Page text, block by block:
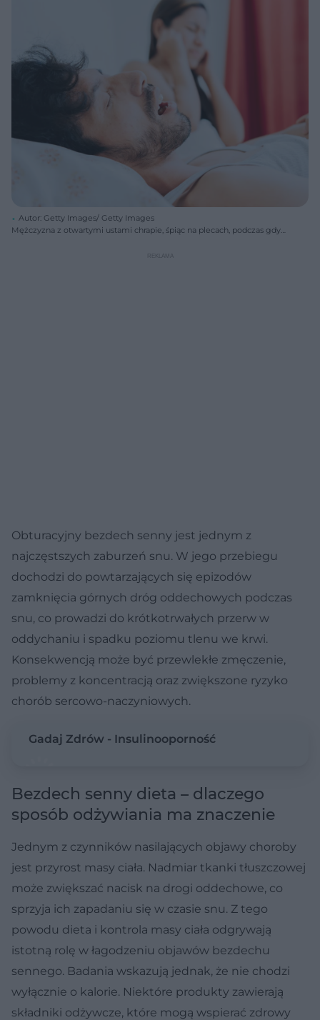
Autor: Getty Images/ Getty Images
Mężczyzna z otwartymi ustami chrapie, śpiąc na plecach, podczas gdy
symbolizuje bezdech senny i jego wpływ na komfort partnera.
Obturacyjny bezdech senny jest jednym z
najczęstszych zaburzeń snu. W jego przebiegu
dochodzi do powtarzających się epizodów
zamknięcia górnych dróg oddechowych podczas
snu, co prowadzi do krótkotrwałych przerw w
oddychaniu i spadku poziomu tlenu we krwi.
Konsekwencją może być przewlekłe zmęczenie,
problemy z koncentracją oraz zwiększone ryzyko
chorób sercowo-naczyniowych.
Gadaj Zdrów - Insulinooporność
Bezdech senny dieta – dlaczego
sposób odżywiania ma znaczenie
Jednym z czynników nasilających objawy choroby
jest przyrost masy ciała. Nadmiar tkanki tłuszczowej
może zwiększać nacisk na drogi oddechowe, co
sprzyja ich zapadaniu się w czasie snu. Z tego
powodu dieta i kontrola masy ciała odgrywają
istotną rolę w łagodzeniu objawów bezdechu
sennego. Badania wskazują jednak, że nie chodzi
wyłącznie o kalorie. Niektóre produkty zawierają
składniki odżywcze, które mogą wspierać zdrowy